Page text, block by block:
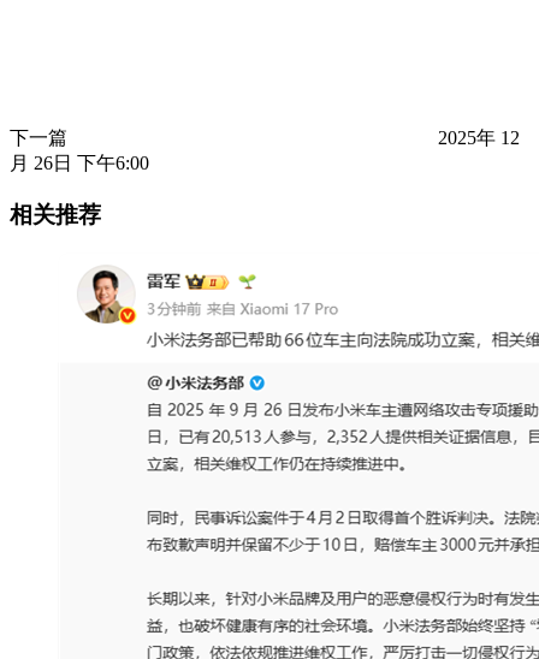
下一篇
2025年 12
月 26日 下午6:00
相关推荐